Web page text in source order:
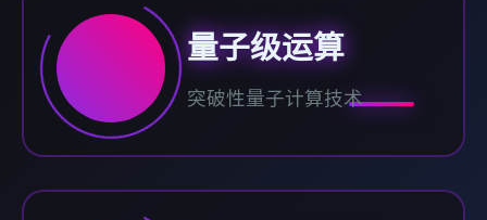
量子级运算
突破性量子计算技术